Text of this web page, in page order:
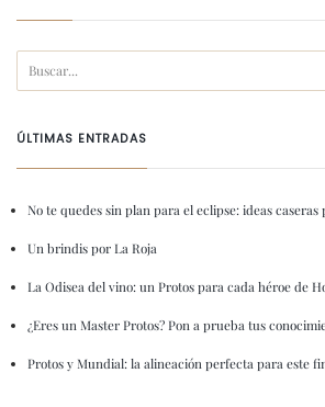
ÚLTIMAS ENTRADAS
No te quedes sin plan para el eclipse: ideas
Un brindis por La Roja
La Odisea del vino: un Protos para cada héroe de
¿Eres un Master Protos? Pon a prueba tus
Protos y Mundial: la alineación perfecta para este